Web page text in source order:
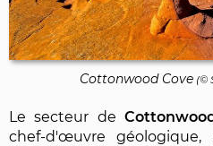
Cottonwood Cove (©
Le secteur de
chef-d'œuvre géologique,